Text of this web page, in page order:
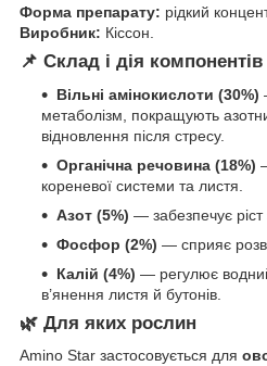
Форма препарату: рідкий
Виробник: Кіссон.
📌 Склад і дія компонентів
Вільні амінокислоти (30%)
метаболізм, покращують
відновлення після стресу.
Органічна речовина (18%)
кореневої системи та листя.
Азот (5%) — забезпечує ріст
Фосфор (2%) — сприяє
Калій (4%) — регулює
в’янення листя й бутонів.
🌿 Для яких рослин
Amino Star застосовується для